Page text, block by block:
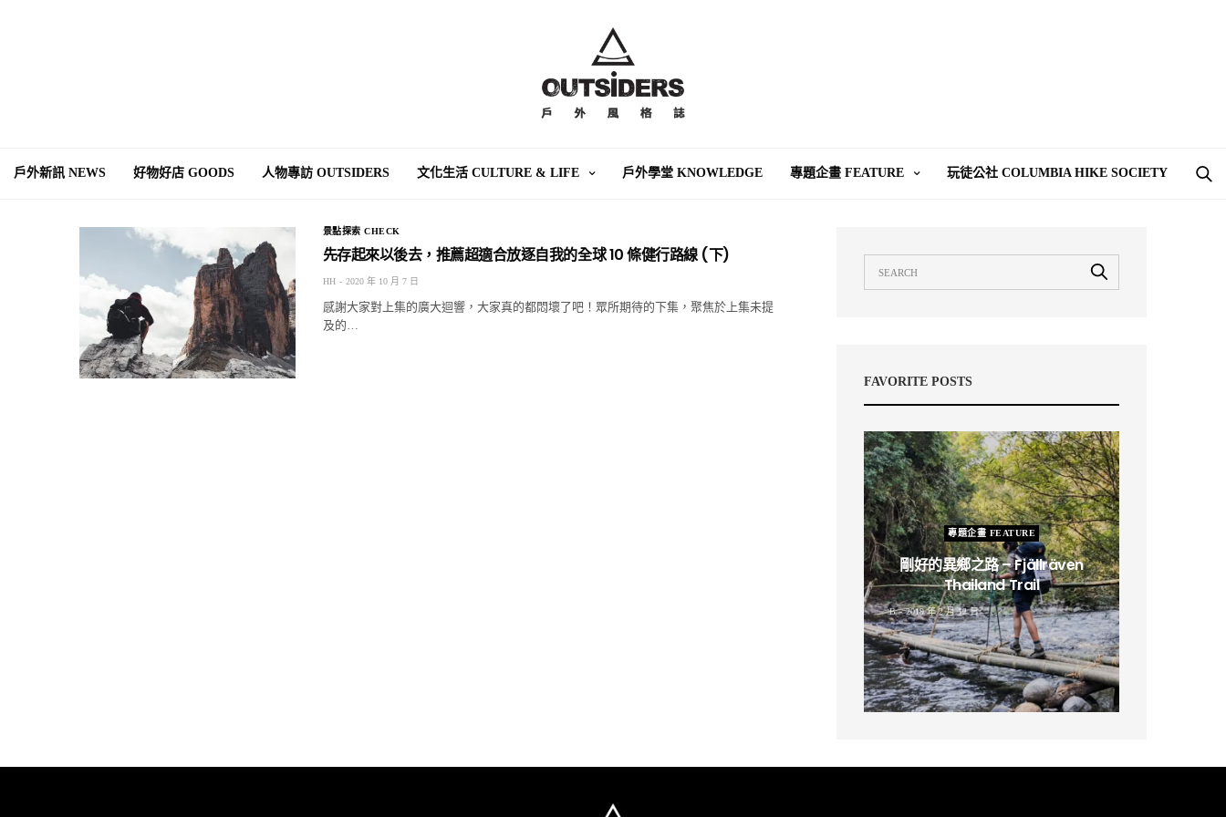
戶外新訊 NEWS 好物好店 GOODS 人物專訪 OUTSIDERS 文化生活 CULTURE & LIFE 戶外學堂 KNOWLEDGE 專題企畫 FEATURE 玩徒公社 COLUMBIA HIKE SOCIETY
景點探索 CHECK
先存起來以後去，推薦超適合放逐自我的全球 10 條健行路線 (下)
HH 2020 年 10 月 7 日
感謝大家對上集的廣大迴響，大家真的都悶壞了吧！眾所期待的下集，聚焦於上集未提
及的…
FAVORITE POSTS
專題企畫 FEATURE
剛好的異鄉之路 – Fjällräven
Thailand Trail
B 2019 年 2 月 12 日